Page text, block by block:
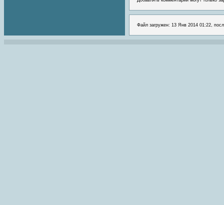
Файл загружен: 13 Янв 2014 01:22,